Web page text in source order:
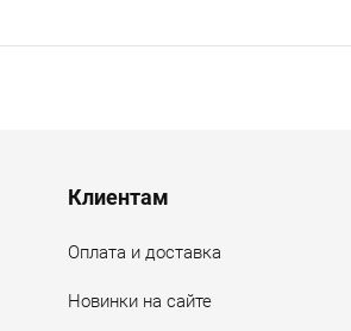
Клиентам
Оплата и доставка
Новинки на сайте